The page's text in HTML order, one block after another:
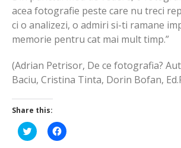
acea fotografie peste care nu treci
ci o analizezi, o admiri si-ti ramane
memorie pentru cat mai mult timp.”
(Adrian Petrisor, De ce fotografia?
Baciu, Cristina Tinta, Dorin Bofan,
Share this:
Click
to
Click
to